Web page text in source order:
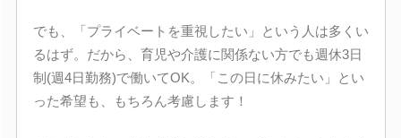
でも、「プライベートを重視したい」という人は多くい
るはず。だから、育児や介護に関係ない方でも週休3日
制(週4日勤務)で働いてOK。「この日に休みたい」とい
った希望も、もちろん考慮します！